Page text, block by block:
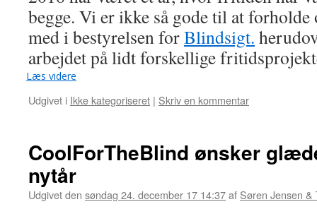
begge. Vi er ikke så gode til at forholde
med i bestyrelsen forBlindsigt.
arbejdet på lidt forskellige
Læs videre
Udgivet i Ikke kategoriseret | Skriv en kommentar
CoolForTheBlind ønsker
nytår
Udgivet den søndag 24. december 17 14:37af Søren Jensen &